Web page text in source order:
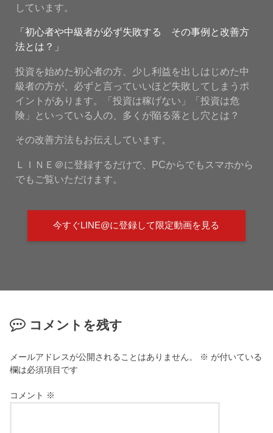
しています。
「初心者や中級者が必ず失敗する その事例と改善方
法とは？」
投資を始めた初心者の方、少し利益を出しはじめた中
級者の方が、必ずと言っていいほど失敗してしまうポ
イントがあります。「投資は稼げない」「投資は危
険」といっている人の、多くが陥る落とし穴とは？
その改善方法もお伝えしています。
ＬＩＮＥ＠に登録するだけで、PCからでもスマホから
でもご覧いただけます。
今すぐLINE@に登録して限定動画を見る
コメントを残す
メールアドレスが公開されることはありません。 ※ が付いている
欄は必須項目です
コメント ※